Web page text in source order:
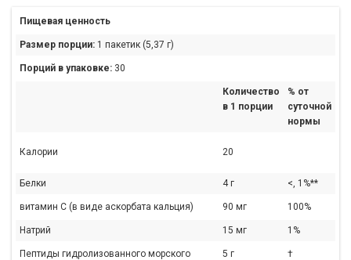
Пищевая ценность
Размер порции: 1 пакетик (5,37 г)
Порций в упаковке: 30
Количество
в 1 порции
% от
суточной
нормы
Калории 20
Белки 4 г <, 1%**
витамин C (в виде аскорбата кальция) 90 мг 100%
Натрий 15 мг 1%
Пептиды гидролизованного морского
5 г †